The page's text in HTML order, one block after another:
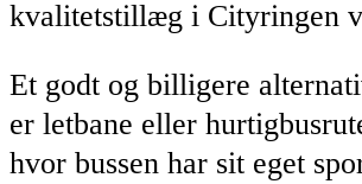
kvalitetstillæg i Cityringen
Et godt og billigere
er letbane eller
hvor bussen har sit eget